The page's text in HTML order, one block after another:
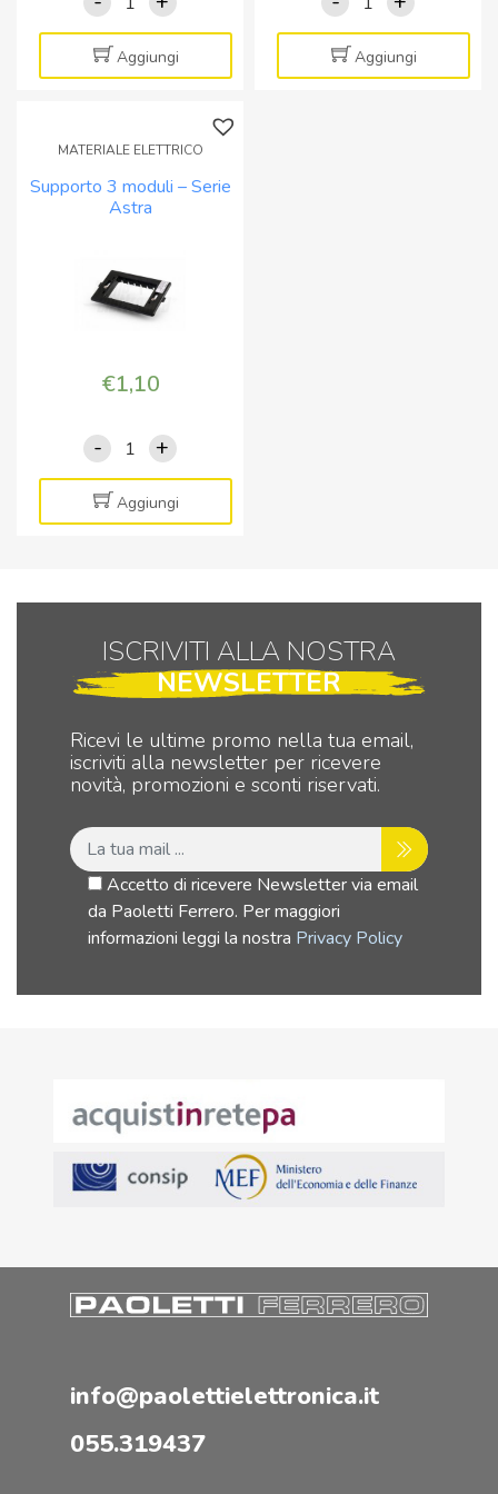
3
moduli
bianca
Astra
quantità
Aggiungi
3
moduli
grigia
Aggiungi
MATERIALE ELETTRICO
Supporto 3 moduli – Serie
Astra
€1,10
-
Supporto
3
moduli
-
quantità
+
Aggiungi
ISCRIVITI ALLA NOSTRA
NEWSLETTER
Ricevi le ultime promo nella tua email,
iscriviti alla newsletter per ricevere
novità, promozioni e sconti riservati.
Accetto di ricevere Newsletter via email
da Paoletti Ferrero. Per maggiori
informazioni leggi la nostra Privacy Policy
info@paolettielettronica.it
055.319437